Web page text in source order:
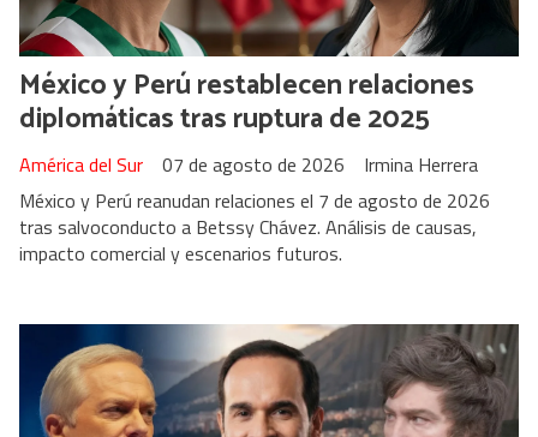
México y Perú restablecen relaciones
diplomáticas tras ruptura de 2025
Irmina Herrera
América del Sur
07 de agosto de 2026
México y Perú reanudan relaciones el 7 de agosto de 2026
tras salvoconducto a Betssy Chávez. Análisis de causas,
impacto comercial y escenarios futuros.